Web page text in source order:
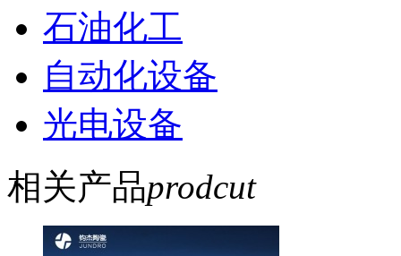
石油化工
自动化设备
光电设备
相关产品prodcut